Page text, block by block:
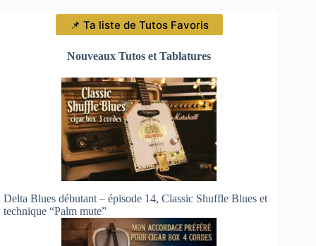
📌 Ta liste de Tutos Favoris
Nouveaux Tutos et Tablatures
Delta Blues débutant – épisode 14, Classic Shuffle Blues et
technique “Palm mute”